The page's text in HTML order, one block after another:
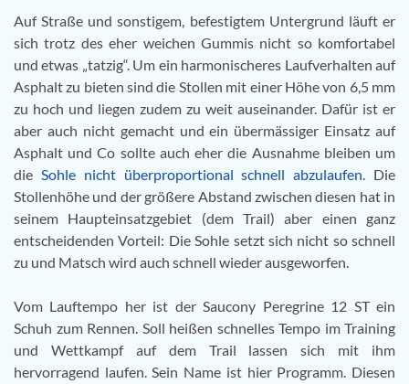
Auf Straße und sonstigem, befestigtem Untergrund läuft er
sich trotz des eher weichen Gummis nicht so komfortabel
und etwas „tatzig“. Um ein harmonischeres Laufverhalten auf
Asphalt zu bieten sind die Stollen mit einer Höhe von 6,5 mm
zu hoch und liegen zudem zu weit auseinander. Dafür ist er
aber auch nicht gemacht und ein übermässiger Einsatz auf
Asphalt und Co sollte auch eher die Ausnahme bleiben um
die Sohle nicht überproportional schnell abzulaufen. Die
Stollenhöhe und der größere Abstand zwischen diesen hat in
seinem Haupteinsatzgebiet (dem Trail) aber einen ganz
entscheidenden Vorteil: Die Sohle setzt sich nicht so schnell
zu und Matsch wird auch schnell wieder ausgeworfen.
Vom Lauftempo her ist der Saucony Peregrine 12 ST ein
Schuh zum Rennen. Soll heißen schnelles Tempo im Training
und Wettkampf auf dem Trail lassen sich mit ihm
hervorragend laufen. Sein Name ist hier Programm. Diesen